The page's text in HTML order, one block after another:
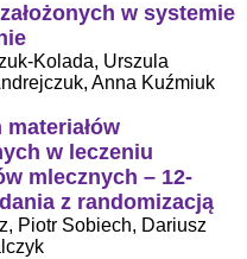
w systemie
Kolada, Urszula
Anna Kuźmiuk
w leczeniu
mlecznych – 12-
z randomizacją
Piotr Sobiech, Dariusz